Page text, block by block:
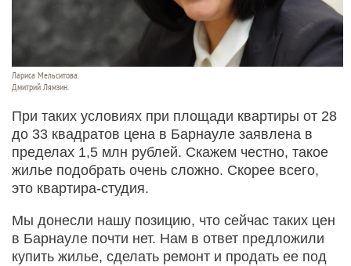
Лариса Мельситова.
Дмитрий Лямзин.
При таких условиях при площади квартиры от 28
до 33 квадратов цена в Барнауле заявлена в
пределах 1,5 млн рублей. Скажем честно, такое
жилье подобрать очень сложно. Скорее всего,
это квартира-студия.
Мы донесли нашу позицию, что сейчас таких цен
в Барнауле почти нет. Нам в ответ предложили
купить жилье, сделать ремонт и продать ее под